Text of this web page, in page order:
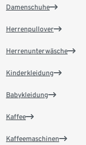
Damenschuhe
Herrenpullover
Herrenunterwäsche
Kinderkleidung
Babykleidung
Kaffee
Kaffeemaschinen